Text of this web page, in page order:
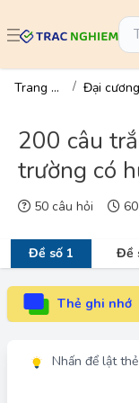
Trang chủ
200 câu
trường có
50 câu hỏi
Đề số 1 Đề
Thẻ ghi nhớ
Nhấn để lật thẻ